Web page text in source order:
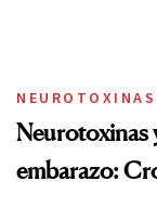
NEUROTOXINAS
Neurotoxinas
embarazo: